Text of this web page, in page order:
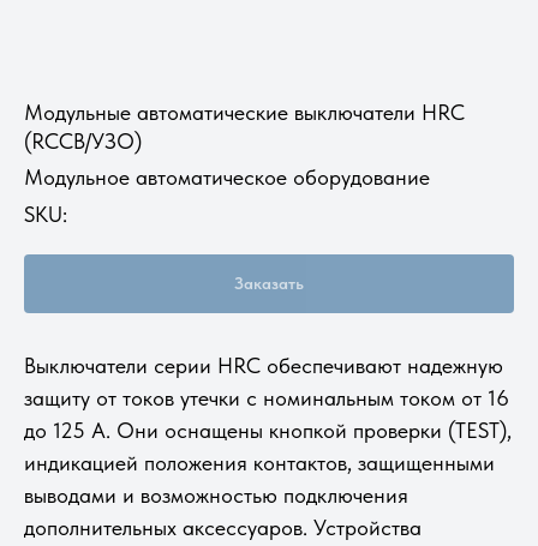
Модульные автоматические выключатели HRC
(RCCB/УЗО)
Модульное автоматическое оборудование
SKU:
Заказать
Выключатели серии HRC обеспечивают надежную
защиту от токов утечки с номинальным током от 16
до 125 А. Они оснащены кнопкой проверки (TEST),
индикацией положения контактов, защищенными
выводами и возможностью подключения
дополнительных аксессуаров. Устройства